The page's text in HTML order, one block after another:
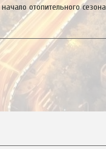
отопительного сезона